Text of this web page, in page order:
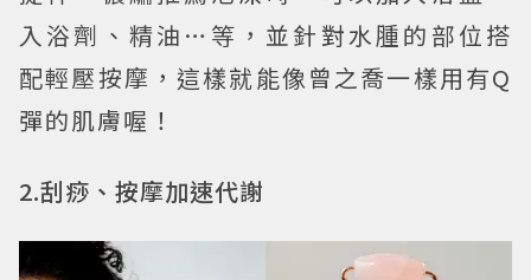
入浴劑、精油…等，並針對水腫的部位搭
配輕壓按摩，這樣就能像曾之喬一樣用有Q
彈的肌膚喔！
2.刮痧、按摩加速代謝